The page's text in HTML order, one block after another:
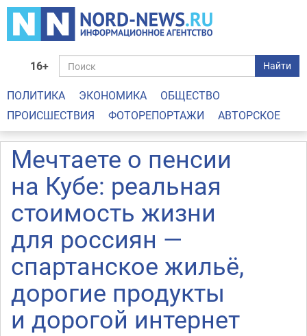
16+ Найти
ПОЛИТИКА ЭКОНОМИКА
ОБЩЕСТВО
ПРОИСШЕСТВИЯ
ФОТОРЕПОРТАЖИ АВТОРСКОЕ
Мечтаете о пенсии
на Кубе: реальная
стоимость жизни
для россиян —
спартанское жильё,
дорогие продукты
и дорогой интернет